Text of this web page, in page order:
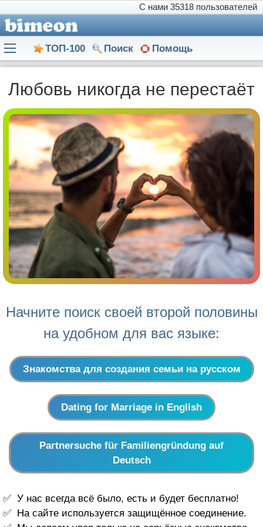
С нами 35318 пользователей
ТОП-100 Поиск Помощь
Любовь никогда не перестаёт
Начните поиск своей второй половины
на удобном для вас языке:
Знакомства для создания семьи на русском
Dating for Marriage in English
Partnersuche für Familiengründung auf
Deutsch
У нас всегда всё было, есть и будет бесплатно!
На сайте используется защищённое соединение.